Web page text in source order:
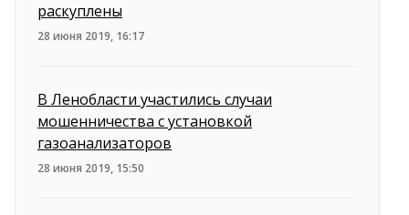
раскуплены
28 июня 2019, 16:17
В Ленобласти участились случаи
мошенничества с установкой
газоанализаторов
28 июня 2019, 15:50